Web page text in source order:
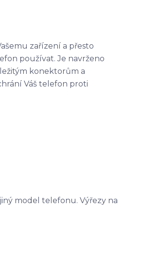
zařízení a přesto
používat. Je navrženo
konektorům a
Váš telefon proti
model telefonu. Výřezy na